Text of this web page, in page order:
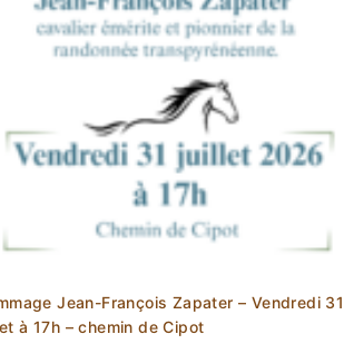
Jean-François Zapater – Vendredi 31
à 17h – chemin de Cipot